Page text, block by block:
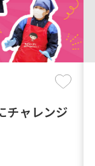
チャレンジ